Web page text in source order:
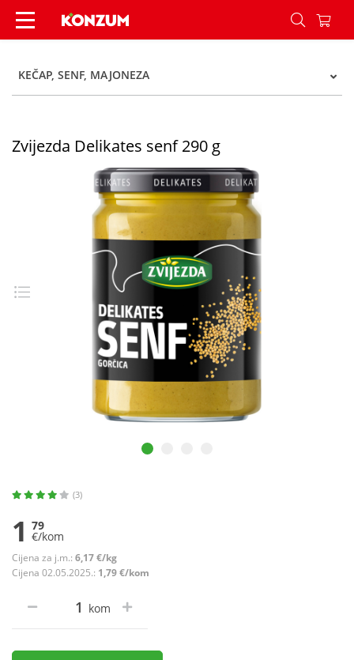
Zvijezda Delikates senf 290 g - Konzum
KEČAP, SENF, MAJONEZA
Zvijezda Delikates senf 290 g
(3)
1 79
€/kom
Cijena za j.m.: 6,17 €/kg
Cijena 02.05.2025.: 1,79 €/kom
kom